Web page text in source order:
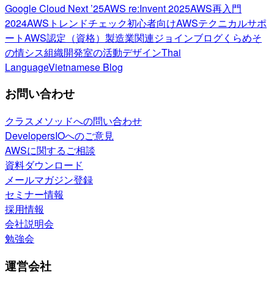
Google Cloud Next ’25AWS re:Invent 2025AWS再入門
2024AWSトレンドチェック初心者向けAWSテクニカルサポ
ートAWS認定（資格） 製造業関連ジョインブログくらめそ
の情シス組織開発室の活動デザインThai
LanguageVietnamese Blog
お問い合わせ
クラスメソッドへの問い合わせ
DevelopersIOへのご意見
AWSに関するご相談
資料ダウンロード
メールマガジン登録
セミナー情報
採用情報
会社説明会
勉強会
運営会社